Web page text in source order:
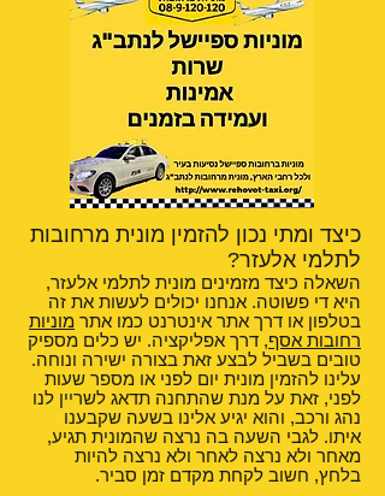
כיצד ומתי נכון להזמין מונית מרחובות
לתלמי אלעזר?
השאלה כיצד מזמינים מונית לתלמי אלעזר,
היא די פשוטה. אנחנו יכולים לעשות את זה
בטלפון או דרך אתר אינטרנט כמו אתר מוניות
רחובות אסף, דרך אפליקציה. יש כלים מספיק
טובים בשביל לבצע זאת בצורה ישירה ונוחה.
עלינו להזמין מונית יום לפני או מספר שעות
לפני, זאת על מנת שהתחנה תדאג לשריין לנו
נהג ורכב, והוא יגיע אלינו בשעה שקבענו
איתו. לגבי השעה בה נרצה שהמונית תגיע,
מאחר ולא נרצה לאחר ולא נרצה להיות
בלחץ, חשוב לקחת מקדם זמן סביר.